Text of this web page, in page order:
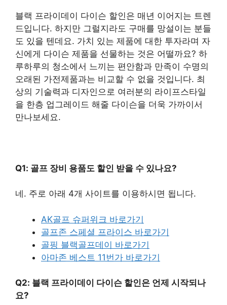
블랙 프라이데이 다이슨 할인은 매년 이어지는 트렌
드입니다. 하지만 그럴지라도 구매를 망설이는 분들
도 있을 텐데요. 가치 있는 제품에 대한 투자라며 자
신에게 다이슨 제품을 선물하는 것은 어떨까요? 하
루하루의 청소에서 느끼는 편안함과 만족이 수명의
오래된 가전제품과는 비교할 수 없을 것입니다. 최
상의 기술력과 디자인으로 여러분의 라이프스타일
을 한층 업그레이드 해줄 다이슨을 더욱 가까이서
만나보세요.
Q1: 골프 장비 용품도 할인 받을 수 있나요?
네. 주로 아래 4개 사이트를 이용하시면 됩니다.
AK골프 슈퍼위크 바로가기
골프존 스페셜 프라이스 바로가기
골핑 블랙골프데이 바로가기
아마존 베스트 11번가 바로가기
Q2: 블랙 프라이데이 다이슨 할인은 언제 시작되나
요?